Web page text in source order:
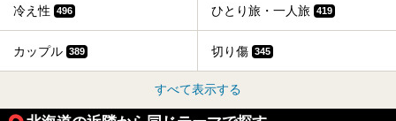
冷え性 496 ひとり旅・一人旅 419
カップル 389 切り傷 345
すべて表示する